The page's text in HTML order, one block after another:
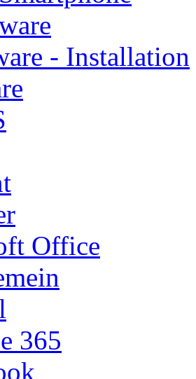
- Installation
Office
365